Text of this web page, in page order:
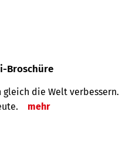
Broschüre
gleich die Welt verbessern.
mehr